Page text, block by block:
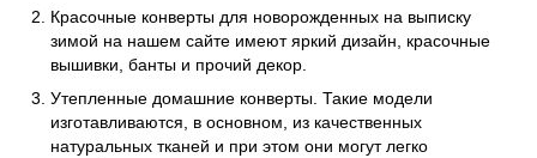
Красочные конверты для новорожденных на выписку
зимой на нашем сайте имеют яркий дизайн, красочные
вышивки, банты и прочий декор.
Утепленные домашние конверты. Такие модели
изготавливаются, в основном, из качественных
натуральных тканей и при этом они могут легко